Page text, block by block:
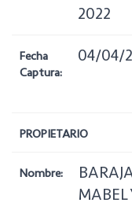
2022
Fecha
Captura:
04/04/
PROPIETARIO
Nombre:
MABEL